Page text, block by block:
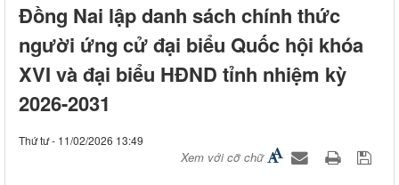
Đồng Nai lập danh sách chính thức
người ứng cử đại biểu Quốc hội khóa
XVI và đại biểu HĐND tỉnh nhiệm kỳ
2026-2031
Thứ tư - 11/02/2026 13:49
Xem với cỡ chữ